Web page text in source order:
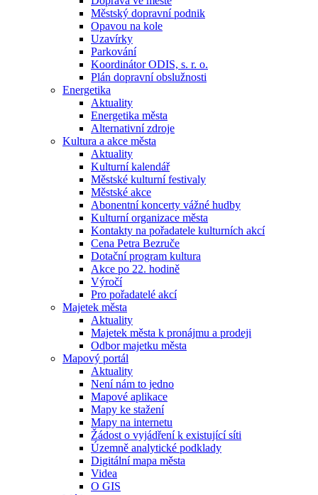
Městský dopravní podnik
Opavou na kole
Uzavírky
Parkování
Koordinátor ODIS, s. r. o.
Plán dopravní obslužnosti
Energetika
Aktuality
Energetika města
Alternativní zdroje
Kultura a akce města
Aktuality
Kulturní kalendář
Městské kulturní festivaly
Městské akce
Abonentní koncerty vážné hudby
Kulturní organizace města
Kontakty na pořadatele kulturních akcí
Cena Petra Bezruče
Dotační program kultura
Akce po 22. hodině
Výročí
Pro pořadatelé akcí
Majetek města
Aktuality
Majetek města k pronájmu a prodeji
Odbor majetku města
Mapový portál
Aktuality
Není nám to jedno
Mapové aplikace
Mapy ke stažení
Mapy na internetu
Žádost o vyjádření k existující síti
Územně analytické podklady
Digitální mapa města
Videa
O GIS